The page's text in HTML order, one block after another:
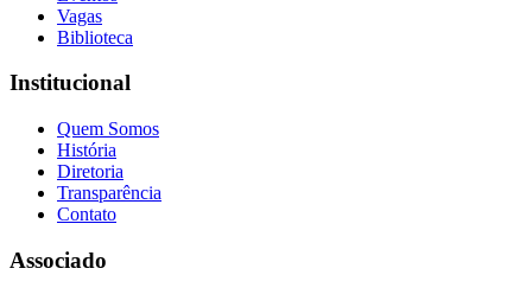
Vagas
Biblioteca
Institucional
Quem Somos
História
Diretoria
Transparência
Contato
Associado